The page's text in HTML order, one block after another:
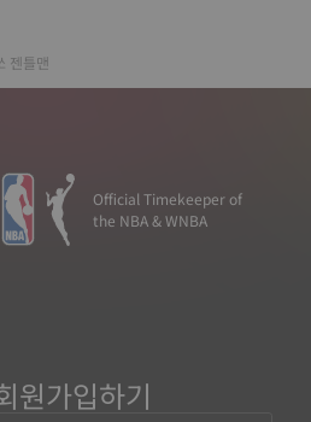
젠틀맨
Official Timekeeper of
the NBA & WNBA
원가입하기